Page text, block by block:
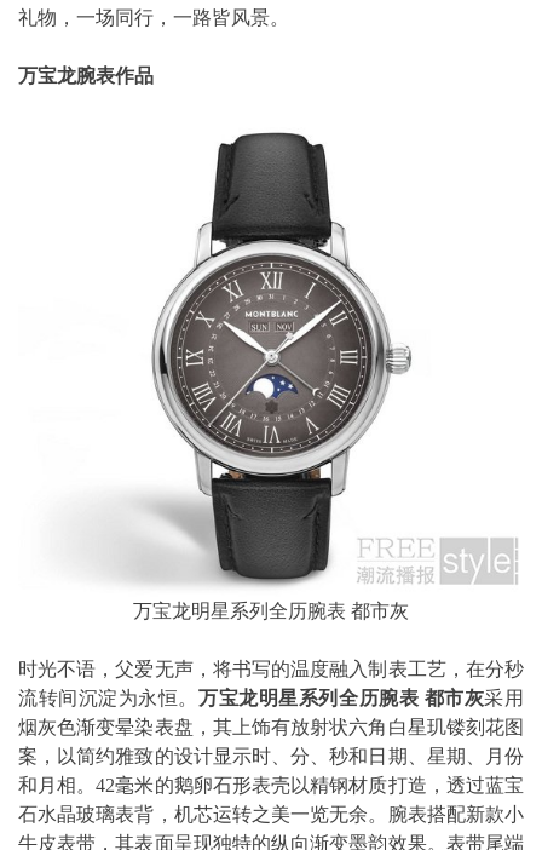
礼物，一场同行，一路皆风景。
万宝龙腕表作品
万宝龙明星系列全历腕表 都市灰
时光不语，父爱无声，将书写的温度融入制表工艺，在分秒
流转间沉淀为永恒。万宝龙明星系列全历腕表 都市灰采用
烟灰色渐变晕染表盘，其上饰有放射状六角白星玑镂刻花图
案，以简约雅致的设计显示时、分、秒和日期、星期、月份
和月相。42毫米的鹅卵石形表壳以精钢材质打造，透过蓝宝
石水晶玻璃表背，机芯运转之美一览无余。腕表搭配新款小
牛皮表带，其表面呈现独特的纵向渐变墨韵效果。表带尾端